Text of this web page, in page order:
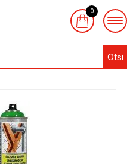
Otsi
0